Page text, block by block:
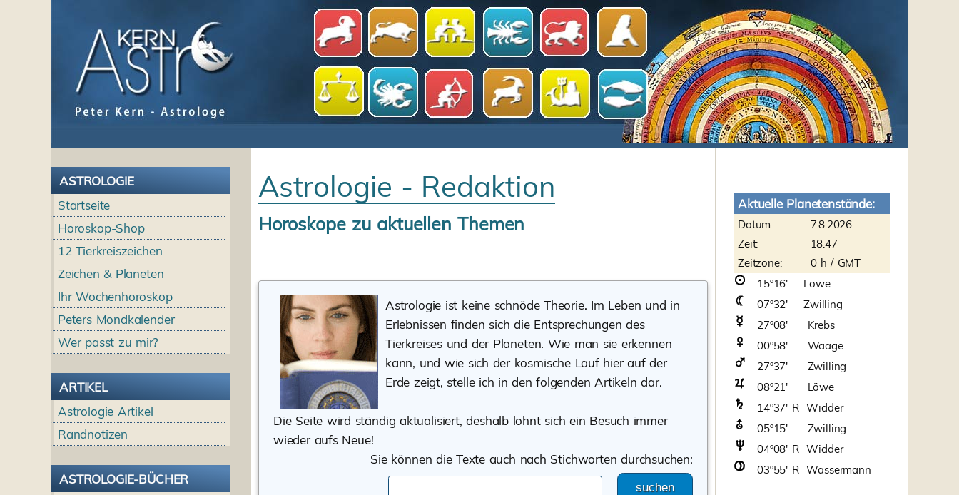
ASTROLOGIE
Startseite
Horoskop-Shop
12 Tierkreiszeichen
Zeichen & Planeten
Ihr Wochenhoroskop
Peters Mondkalender
Wer passt zu mir?
ARTIKEL
Astrologie Artikel
Randnotizen
ASTROLOGIE-BÜCHER
Astrologie - Redaktion
Horoskope zu aktuellen Themen
Astrologie ist keine schnöde Theorie. Im Leben und in
Erlebnissen finden sich die Entsprechungen des
Tierkreises und der Planeten. Wie man sie erkennen
kann, und wie sich der kosmische Lauf hier auf der
Erde zeigt, stelle ich in den folgenden Artikeln dar.
Die Seite wird ständig aktualisiert, deshalb lohnt sich ein Besuch immer
wieder aufs Neue!
Sie können die Texte auch nach Stichworten durchsuchen:
suchen
Aktuelle Planetenstände:
Datum:
Zeit:
Zeitzone:
7.8.2026
18.47
0 h / GMT
15º16' Löwe
07º32' Zwilling
27º08' Krebs
00º58' Waage
27º37' Zwilling
08º21' Löwe
14º37' R Widder
05º15' Zwilling
04º08' R Widder
03º55' R Wassermann